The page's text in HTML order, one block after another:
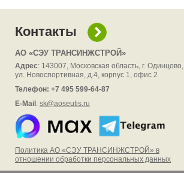
Контакты
АО «СЭУ ТРАНСИНЖСТРОЙ»
Адрес: 143007, Московская область, г. Одинцово,
ул. Новоспортивная, д.4, корпус 1, офис 2
Телефон: +7 495 599-64-87
E-Mail : sk@aoseutis.ru
Политика АО «СЭУ ТРАНСИНЖСТРОЙ» в
отношении обработки персональных данных